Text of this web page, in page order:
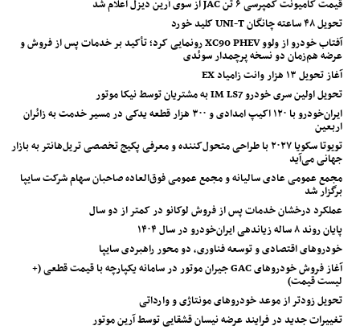
قیمت کامیونت کمپرسی ۶ تن JAC از سوی آرین دیزل اعلام شد
تحویل ۴۸ ساعته چانگان UNI-T کلید خورد
آفتاب خودرو از ولوو XC90 PHEV رونمایی کرد؛ تأکید بر خدمات پس از فروش و
عرضه هم‌زمان دو نسخه پرچمدار سوئدی
آغاز تحویل ۱۳ هزار وانت زامیاد EX
تحویل اولین سری خودرو IM LS7 به مشتریان توسط نیکا موتور
ایران‌خودرو با ۱۲۰ اکیپ امدادی و ۳۰۰ هزار قطعه یدکی در مسیر خدمت به زائران
اربعین
تویوتا سکویا ۲۰۲۷ با طراحی متحول‌کننده و معرفی پکیج تخصصی تریل‌هانتر به بازار
جهانی می‌آید
مجمع عمومی عادی سالیانه و مجمع عمومی فوق‌العاده صاحبان سهام شرکت سایپا
برگزار شد
عملکرد درخشان خدمات پس از فروش لوکانو در کمتر از دو سال
پایان روند ۸ ساله زیاندهی ایران‌خودرو در سال ۱۴۰۴
خودروهای اقتصادی و توسعه فناوری، دو محور راهبردی سایپا
آغاز فروش خودروهای GAC جیران موتور در سامانه یکپارچه با قیمت قطعی (+
لیست قیمت)
تحویل زودتر از موعد خودروهای مونتاژی و وارداتی
تغییرات جدید در فرایند عرضه نیسان قشقایی توسط آرین موتور